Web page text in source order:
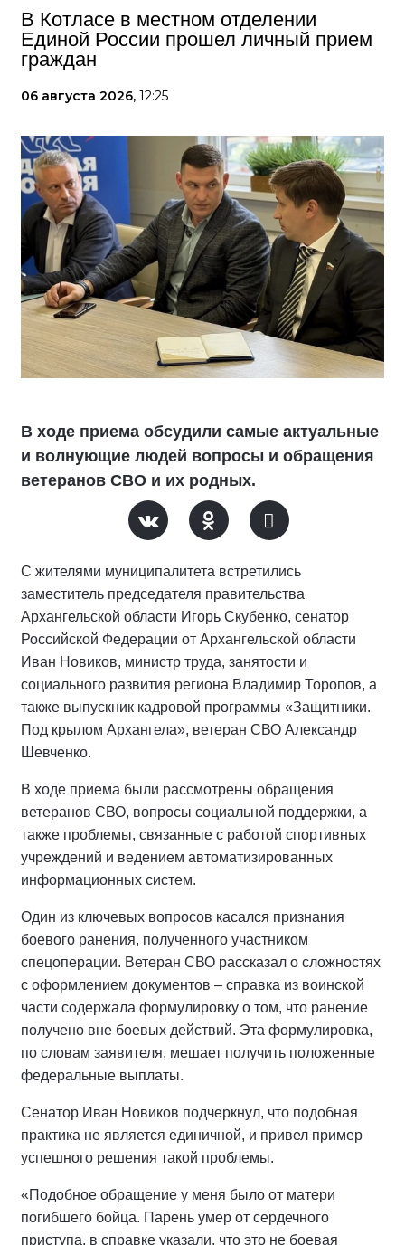
В Котласе в местном отделении
Единой России прошел личный прием
граждан
06 августа 2026, 12:25
В ходе приема обсудили самые актуальные
и волнующие людей вопросы и обращения
ветеранов СВО и их родных.
С жителями муниципалитета встретились
заместитель председателя правительства
Архангельской области Игорь Скубенко, сенатор
Российской Федерации от Архангельской области
Иван Новиков, министр труда, занятости и
социального развития региона Владимир Торопов, а
также выпускник кадровой программы «Защитники.
Под крылом Архангела», ветеран СВО Александр
Шевченко.
В ходе приема были рассмотрены обращения
ветеранов СВО, вопросы социальной поддержки, а
также проблемы, связанные с работой спортивных
учреждений и ведением автоматизированных
информационных систем.
Один из ключевых вопросов касался признания
боевого ранения, полученного участником
спецоперации. Ветеран СВО рассказал о сложностях
с оформлением документов – справка из воинской
части содержала формулировку о том, что ранение
получено вне боевых действий. Эта формулировка,
по словам заявителя, мешает получить положенные
федеральные выплаты.
Сенатор Иван Новиков подчеркнул, что подобная
практика не является единичной, и привел пример
успешного решения такой проблемы.
«Подобное обращение у меня было от матери
погибшего бойца. Парень умер от сердечного
приступа, в справке указали, что это не боевая